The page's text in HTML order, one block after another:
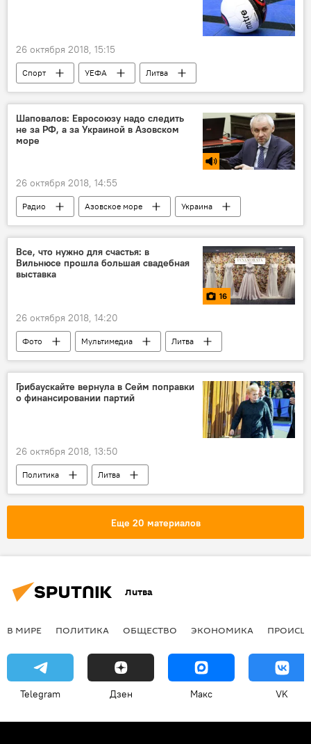
26 октября 2018, 15:15
Спорт УЕФА Литва
Шаповалов: Евросоюзу надо следить
не за РФ, а за Украиной в Азовском
море
26 октября 2018, 14:55
Радио Азовское море
Украина
Евросоюз (ЕС)
Россия
Все, что нужно для счастья: в
Вильнюсе прошла большая свадебная
выставка
16
26 октября 2018, 14:20
Фото Мультимедиа
Литва
Вильнюс
свадьба
Грибаускайте вернула в Сейм поправки
о финансировании партий
26 октября 2018, 13:50
Политика
Литва
Даля Грибаускайте
финансирование
Еще 20 материалов
Литва
В МИРЕ ПОЛИТИКА ОБЩЕСТВО ЭКОНОМИКА
Telegram Дзен Макс VK